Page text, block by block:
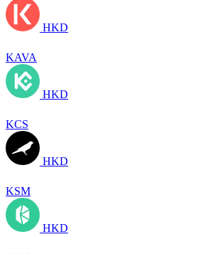
HKD
KAVA
HKD
KCS
HKD
KSM
HKD